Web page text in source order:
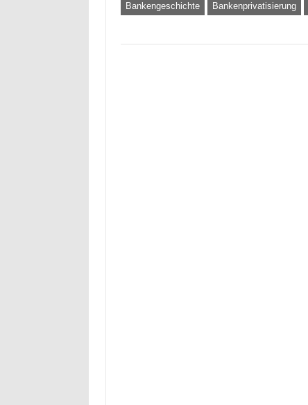
Bankengeschichte
Bankenprivatisierung